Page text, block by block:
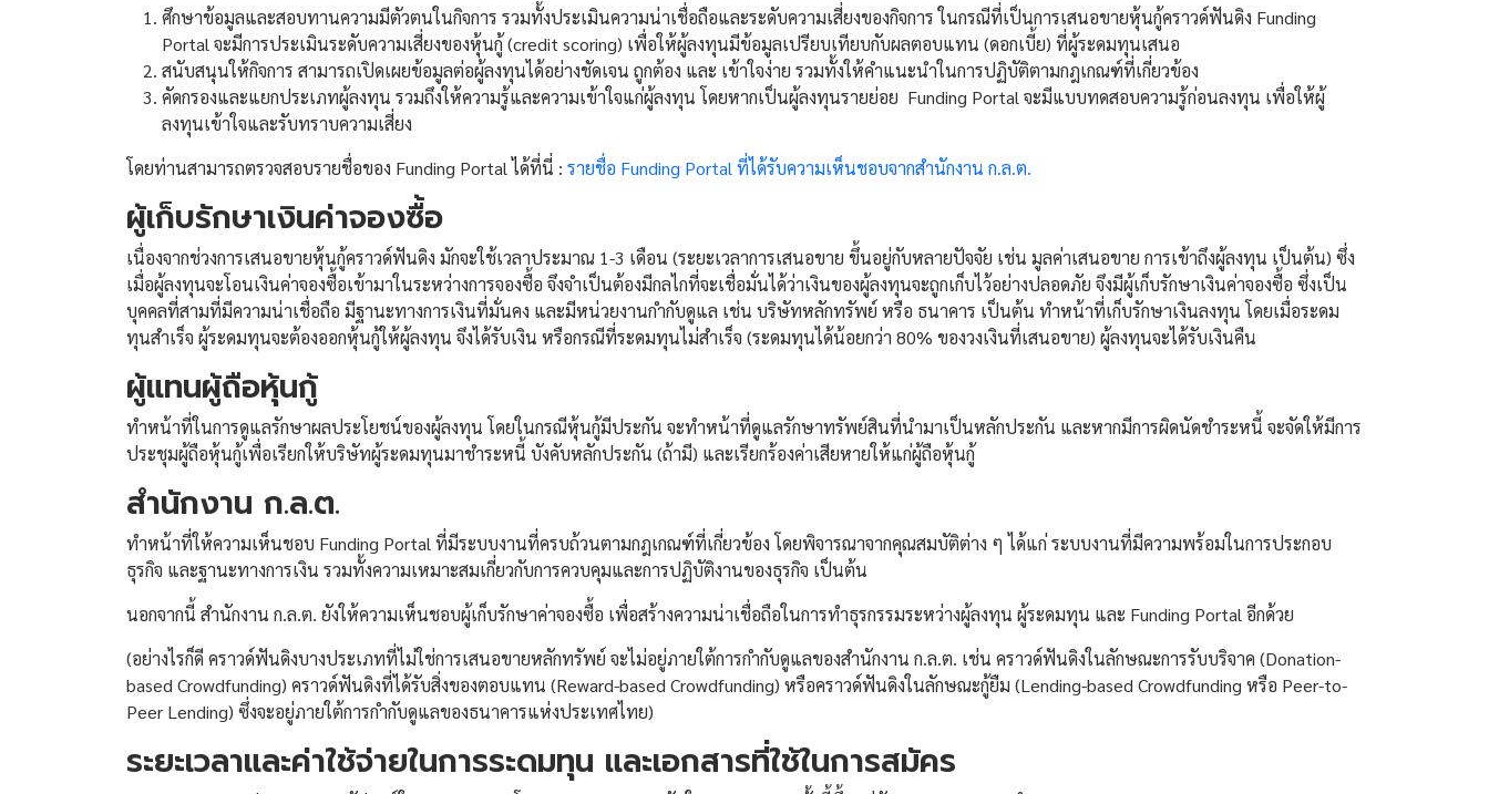
ศึกษาข้อมูลและสอบทานความมีตัวตนในกิจการ รวมทั้งประเมินความน่าเชื่อถือและระดับความเสี่ยงของกิจการ ในกรณีที่เป็นการเสนอขายหุ้นกู้คราวด์ฟันดิง Funding
Portal จะมีการประเมินระดับความเสี่ยงของหุ้นกู้ (credit scoring) เพื่อให้ผู้ลงทุนมีข้อมูลเปรียบเทียบกับผลตอบแทน (ดอกเบี้ย) ที่ผู้ระดมทุนเสนอ
สนับสนุนให้กิจการ สามารถเปิดเผยข้อมูลต่อผู้ลงทุนได้อย่างชัดเจน ถูกต้อง และ เข้าใจง่าย รวมทั้งให้คำแนะนำในการปฏิบัติตามกฎเกณฑ์ที่เกี่ยวข้อง
คัดกรองและแยกประเภทผู้ลงทุน รวมถึงให้ความรู้และความเข้าใจแก่ผู้ลงทุน โดยหากเป็นผู้ลงทุนรายย่อย Funding Portal จะมีแบบทดสอบความรู้ก่อนลงทุน เพื่อให้ผู้
ลงทุนเข้าใจและรับทราบความเสี่ยง
โดยท่านสามารถตรวจสอบรายชื่อของ Funding Portal ได้ที่นี่ : รายชื่อ Funding Portal ที่ได้รับความเห็นชอบจากสำนักงาน ก.ล.ต.
ผู้เก็บรักษาเงินค่าจองซื้อ
เนื่องจากช่วงการเสนอขายหุ้นกู้คราวด์ฟันดิง มักจะใช้เวลาประมาณ 1-3 เดือน (ระยะเวลาการเสนอขาย ขึ้นอยู่กับหลายปัจจัย เช่น มูลค่าเสนอขาย การเข้าถึงผู้ลงทุน เป็นต้น) ซึ่ง
เมื่อผู้ลงทุนจะโอนเงินค่าจองซื้อเข้ามาในระหว่างการจองซื้อ จึงจำเป็นต้องมีกลไกที่จะเชื่อมั่นได้ว่าเงินของผู้ลงทุนจะถูกเก็บไว้อย่างปลอดภัย จึงมีผู้เก็บรักษาเงินค่าจองซื้อ ซึ่งเป็น
บุคคลที่สามที่มีความน่าเชื่อถือ มีฐานะทางการเงินที่มั่นคง และมีหน่วยงานกำกับดูแล เช่น บริษัทหลักทรัพย์ หรือ ธนาคาร เป็นต้น ทำหน้าที่เก็บรักษาเงินลงทุน โดยเมื่อระดม
ทุนสำเร็จ ผู้ระดมทุนจะต้องออกหุ้นกู้ให้ผู้ลงทุน จึงได้รับเงิน หรือกรณีที่ระดมทุนไม่สำเร็จ (ระดมทุนได้น้อยกว่า 80% ของวงเงินที่เสนอขาย) ผู้ลงทุนจะได้รับเงินคืน
ผู้แทนผู้ถือหุ้นกู้
ทำหน้าที่ในการดูแลรักษาผลประโยชน์ของผู้ลงทุน โดยในกรณีหุ้นกู้มีประกัน จะทำหน้าที่ดูแลรักษาทรัพย์สินที่นำมาเป็นหลักประกัน และหากมีการผิดนัดชำระหนี้ จะจัดให้มีการ
ประชุมผู้ถือหุ้นกู้เพื่อเรียกให้บริษัทผู้ระดมทุนมาชำระหนี้ บังคับหลักประกัน (ถ้ามี) และเรียกร้องค่าเสียหายให้แก่ผู้ถือหุ้นกู้
สำนักงาน ก.ล.ต.
ทำหน้าที่ให้ความเห็นชอบ Funding Portal ที่มีระบบงานที่ครบถ้วนตามกฎเกณฑ์ที่เกี่ยวข้อง โดยพิจารณาจากคุณสมบัติต่าง ๆ ได้แก่ ระบบงานที่มีความพร้อมในการประกอบ
ธุรกิจ และฐานะทางการเงิน รวมทั้งความเหมาะสมเกี่ยวกับการควบคุมและการปฏิบัติงานของธุรกิจ เป็นต้น
นอกจากนี้ สำนักงาน ก.ล.ต. ยังให้ความเห็นชอบผู้เก็บรักษาค่าจองซื้อ เพื่อสร้างความน่าเชื่อถือในการทำธุรกรรมระหว่างผู้ลงทุน ผู้ระดมทุน และ Funding Portal อีกด้วย
(อย่างไรก็ดี คราวด์ฟันดิงบางประเภทที่ไม่ใช่การเสนอขายหลักทรัพย์ จะไม่อยู่ภายใต้การกำกับดูแลของสำนักงาน ก.ล.ต. เช่น คราวด์ฟันดิงในลักษณะการรับบริจาค (Donation-
based Crowdfunding) คราวด์ฟันดิงที่ได้รับสิ่งของตอบแทน (Reward-based Crowdfunding) หรือคราวด์ฟันดิงในลักษณะกู้ยืม (Lending-based Crowdfunding หรือ Peer-to-
Peer Lending) ซึ่งจะอยู่ภายใต้การกำกับดูแลของธนาคารแห่งประเทศไทย)
ระยะเวลาและค่าใช้จ่ายในการระดมทุน และเอกสารที่ใช้ในการสมัคร